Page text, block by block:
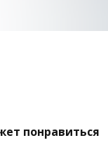
понравиться